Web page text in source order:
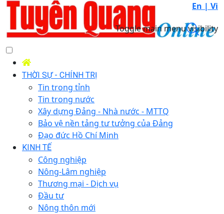
En | Vi
Toggle main menu visibility
THỜI SỰ - CHÍNH TRỊ
Tin trong tỉnh
Tin trong nước
Xây dựng Đảng - Nhà nước - MTTQ
Bảo vệ nền tảng tư tưởng của Đảng
Đạo đức Hồ Chí Minh
KINH TẾ
Công nghiệp
Nông-Lâm nghiệp
Thương mại - Dịch vụ
Đầu tư
Nông thôn mới